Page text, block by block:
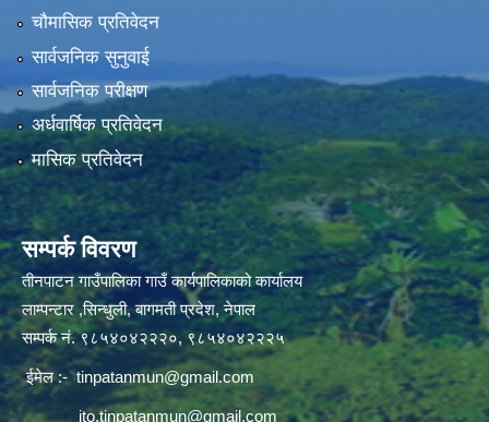
चौमासिक प्रतिवेदन
सार्वजनिक सुनुवाई
सार्वजनिक परीक्षण
अर्धवार्षिक प्रतिवेदन
मासिक प्रतिवेदन
सम्पर्क विवरण
तीनपाटन गाउँपालिका गाउँ कार्यपालिकाको कार्यालय
लाम्पन्टार ,सिन्धुली, बागमती प्रदेश, नेपाल
सम्पर्क नं. ९८५४०४२२२०, ९८५४०४२२२५
ईमेल :-tinpatanmun@gmail.com
ito.tinpatanmun@gmail.com